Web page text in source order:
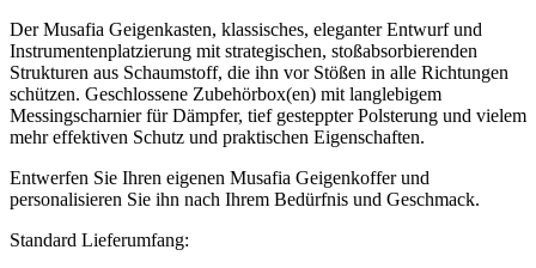
Der Musafia Geigenkasten, klassisches, eleganter Entwurf und
Instrumentenplatzierung mit strategischen, stoßabsorbierenden
Strukturen aus Schaumstoff, die ihn vor Stößen in alle Richtungen
schützen. Geschlossene Zubehörbox(en) mit langlebigem
Messingscharnier für Dämpfer, tief gesteppter Polsterung und vielem
mehr effektiven Schutz und praktischen Eigenschaften.
Entwerfen Sie Ihren eigenen Musafia Geigenkoffer und
personalisieren Sie ihn nach Ihrem Bedürfnis und Geschmack.
Standard Lieferumfang: